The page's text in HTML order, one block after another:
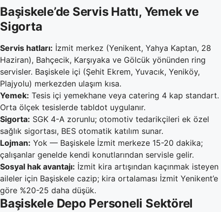
Başiskele’de Servis Hattı, Yemek ve
Sigorta
Servis hatları: İzmit merkez (Yenikent, Yahya Kaptan, 28
Haziran), Bahçecik, Karşıyaka ve Gölcük yönünden ring
servisler. Başiskele içi (Şehit Ekrem, Yuvacık, Yeniköy,
Plajyolu) merkezden ulaşım kısa.
Yemek: Tesis içi yemekhane veya catering 4 kap standart.
Orta ölçek tesislerde tabldot uygulanır.
Sigorta: SGK 4-A zorunlu; otomotiv tedarikçileri ek özel
sağlık sigortası, BES otomatik katılım sunar.
Lojman: Yok — Başiskele İzmit merkeze 15-20 dakika;
çalışanlar genelde kendi konutlarından servisle gelir.
Sosyal hak avantajı: İzmit kira artışından kaçınmak isteyen
aileler için Başiskele cazip; kira ortalaması İzmit Yenikent’e
göre %20-25 daha düşük.
Başiskele Depo Personeli Sektörel